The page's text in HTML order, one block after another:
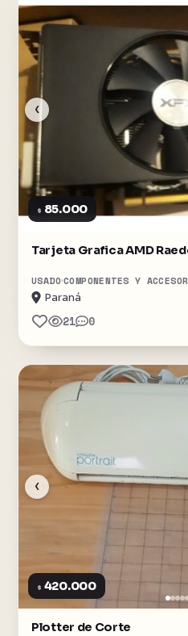
‹
$ 85.000
Tarjeta Grafica AMD
USADO COMPONENTES Y
Paraná
21 0
‹
$ 420.000
Plotter de Corte